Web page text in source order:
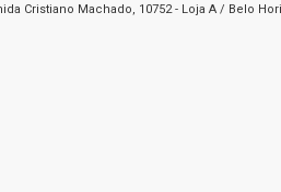
Cristiano Machado, 10752 - Loja A / Belo